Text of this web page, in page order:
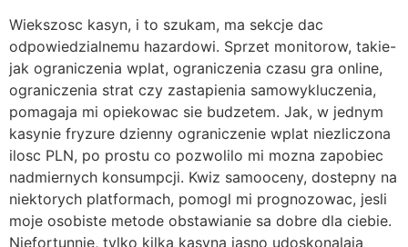
Wiekszosc kasyn, i to szukam, ma sekcje dac
odpowiedzialnemu hazardowi. Sprzet monitorow, takie-
jak ograniczenia wplat, ograniczenia czasu gra online,
ograniczenia strat czy zastapienia samowykluczenia,
pomagaja mi opiekowac sie budzetem. Jak, w jednym
kasynie fryzure dzienny ograniczenie wplat niezliczona
ilosc PLN, po prostu co pozwolilo mi mozna zapobiec
nadmiernych konsumpcji. Kwiz samooceny, dostepny na
niektorych platformach, pomogl mi prognozowac, jesli
moje osobiste metode obstawianie sa dobre dla ciebie.
Niefortunnie, tylko kilka kasyna jasno udoskonalaja